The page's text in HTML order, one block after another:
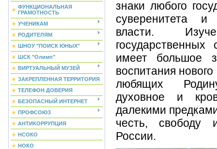
ФУНКЦИОНАЛЬНАЯ
ГРАМОТНОСТЬ
УЧЕНИКАМ
РОДИТЕЛЯМ
ШНОУ "ПОИСК ЮНЫХ"
ШСК "Олимп"
ВИРТУАЛЬНЫЙ МУЗЕЙ
ЗАКРЕПЛЕННАЯ ТЕРРИТОРИЯ
ТЕЛЕФОН ДОВЕРИЯ
БЕЗОПАСНЫЙ ИНТЕРНЕТ
ПРОФСОЮЗ
АНТИКОРРУПЦИЯ
НСОКО
НОКО
знаки любого
суверенитета и
власти.
имеет большое
воспитания
любящих
духовное и
далекими
честь, свободу
России.